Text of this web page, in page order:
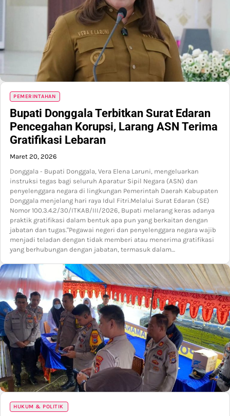
PEMERINTAHAN
Bupati Donggala Terbitkan Surat Edaran
Pencegahan Korupsi, Larang ASN Terima
Gratifikasi Lebaran
Maret 20, 2026
Donggala - Bupati Donggala, Vera Elena Laruni, mengeluarkan
instruksi tegas bagi seluruh Aparatur Sipil Negara (ASN) dan
penyelenggara negara di lingkungan Pemerintah Daerah Kabupaten
Donggala menjelang hari raya Idul Fitri.Melalui Surat Edaran (SE)
Nomor 100.3.4.2/30/ITKAB/III/2026, Bupati melarang keras adanya
praktik gratifikasi dalam bentuk apa pun yang berkaitan dengan
jabatan dan tugas."Pegawai negeri dan penyelenggara negara wajib
menjadi teladan dengan tidak memberi atau menerima gratifikasi
yang berhubungan dengan jabatan, termasuk dalam…
HUKUM & POLITIK